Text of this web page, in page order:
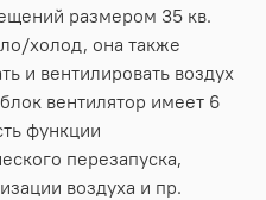
размером 35 кв.
холод, она также
и вентилировать воздух
вентилятор имеет 6
функции
перезапуска,
воздуха и пр.